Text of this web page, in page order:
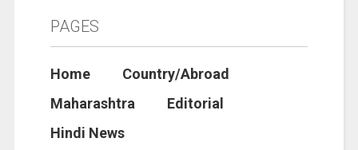
PAGES
Home
Country/Abroad
Maharashtra
Editorial
Hindi News